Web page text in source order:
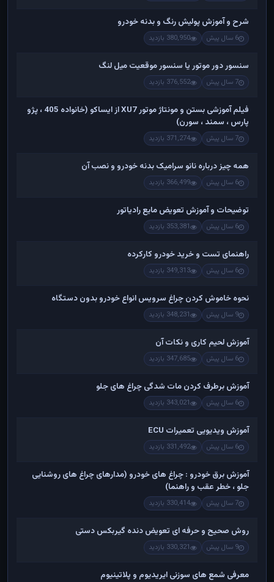
شرح و آموزش پولیش رنگ و بدنه خودرو
6 سال پیش 380,950 بازدید
سنسور دور موتور یا سنسور موقعیت میل لنگ
7 سال پیش 376,552 بازدید
فیلم آموزشی بستن و مونتاژ موتور XU7 از ایساکو (خانواده 405 ، پژو
پارس ، سمند ، سورن)
7 سال پیش 371,274 بازدید
همه چیز درباره نانو سرامیک بدنه خودرو و نصب آن
6 سال پیش 366,499 بازدید
توضیحات و آموزش تعویض مایع رادیاتور
6 سال پیش 353,381 بازدید
راهنمای تست و خريد خودرو کارکرده
6 سال پیش 349,313 بازدید
نحوه خاموش کردن چراغ سرویس انواع خودرو بدون دستگاه
9 سال پیش 348,231 بازدید
آموزش لحیم کاری و نکات آن
6 سال پیش 347,685 بازدید
آموزش برطرف کردن مات شدگی چراغ های جلو
6 سال پیش 343,021 بازدید
آموزش ویدیویی تعمیرات ECU
6 سال پیش 331,492 بازدید
آموزش برق خودرو : چراغ های خودرو (مدارهای چراغ های روشنایی
جلو ، خطر عقب و راهنما)
7 سال پیش 330,414 بازدید
روش صحیح و حرفه ای تعویض دنده گیربکس دستی
9 سال پیش 330,321 بازدید
معرفی شمع های سوزنی ایریدیوم و پلاتینیوم